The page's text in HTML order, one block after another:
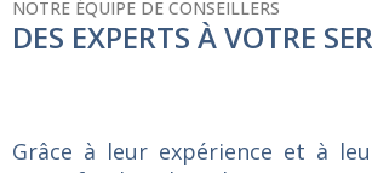
NOTRE ÉQUIPE DE CONSEILLERS
DES EXPERTS À VOTRE
Grâce à leur expérience et à